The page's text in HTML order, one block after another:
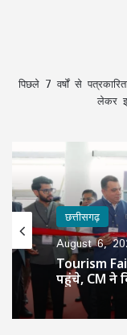
पिछले 7 वर्षों से
लेकर
छत्तीसगढ़
August 6,
Tourism
पहुंचे, CM ने